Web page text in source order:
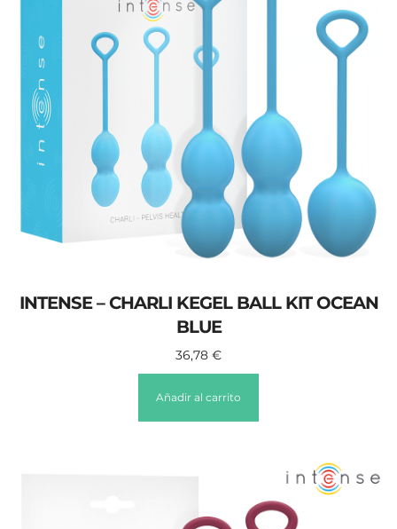
INTENSE – CHARLI KEGEL BALL KIT OCEAN
BLUE
36,78 €
Añadir al carrito